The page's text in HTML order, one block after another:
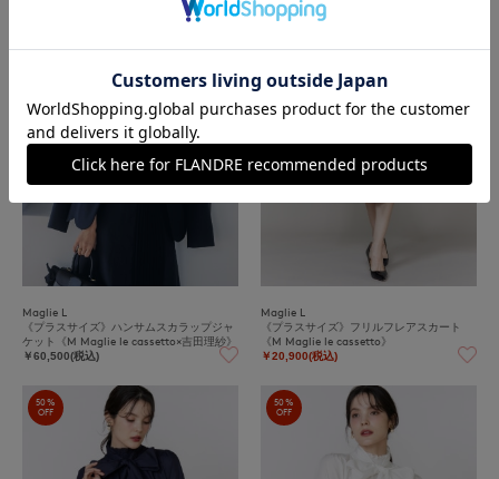
Maglie L
《プラスサイズ》ハンサムスカラップジャ
ケット《M Maglie le cassetto×吉田理紗》
￥60,500(税込)
OFF
Maglie L
《プラスサイズ》フリルフレアスカート
《M Maglie le cassetto》
￥20,900(税込)
50%
OFF
50%
OFF